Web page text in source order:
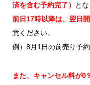
済を含む予約完了）
と
前日17時以降は、翌日
意ください。
例）8月1日の前売り予
また、キャンセル料が0